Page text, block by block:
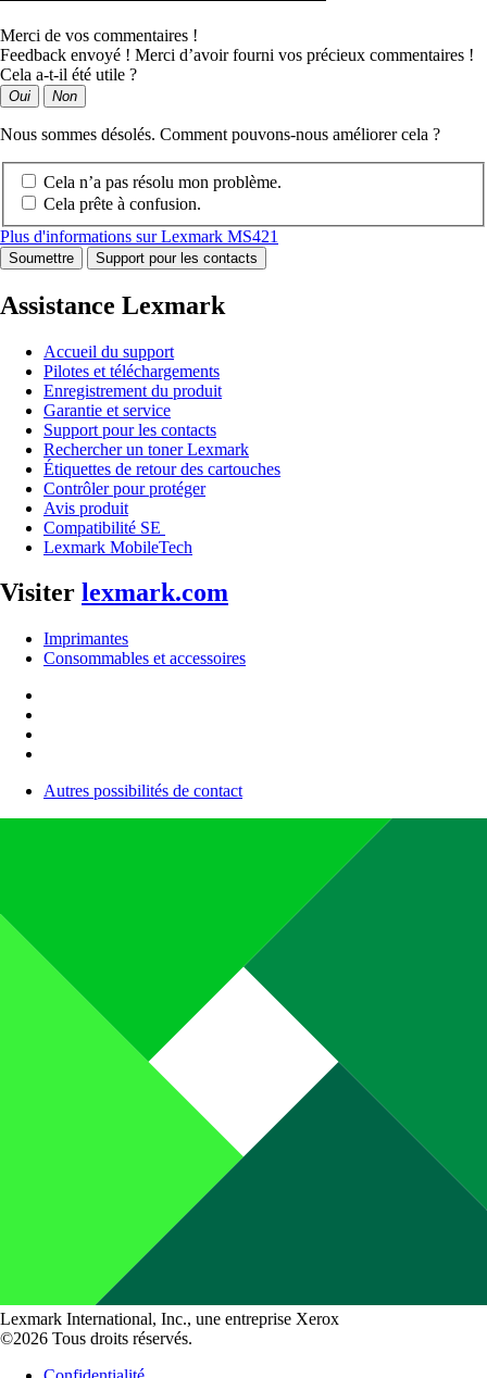
Merci de vos commentaires !
Feedback envoyé ! Merci d’avoir fourni vos précieux commentaires !
Cela a-t-il été utile ?
Oui Non
Nous sommes désolés. Comment pouvons-nous améliorer cela ?
Cela n’a pas résolu mon problème.
Cela prête à confusion.
Plus d'informations sur Lexmark MS421
Soumettre Support pour les contacts
Assistance Lexmark
Accueil du support
Pilotes et téléchargements
Enregistrement du produit
Garantie et service
Support pour les contacts
Rechercher un toner Lexmark
Étiquettes de retour des cartouches
Contrôler pour protéger
Avis produit
Compatibilité SE
Lexmark MobileTech
Visiter lexmark.com
Imprimantes
Consommables et accessoires
Autres possibilités de contact
Lexmark International, Inc., une entreprise Xerox
©2026 Tous droits réservés.